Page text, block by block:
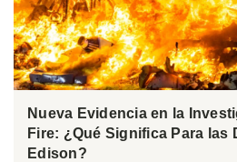
Nueva Evidencia en la
Fire: ¿Qué Significa Para las
Edison?